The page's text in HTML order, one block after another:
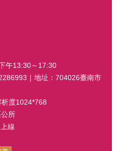
午13:30～17:30
｜地址：704026臺南市
度1024*768
所
線